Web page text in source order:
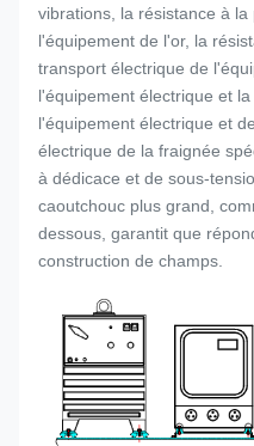
vibrations, la résistance à
l'équipement de l'or, la
transport électrique de
l'équipement électrique et
l'équipement électrique et
électrique de la fraignée
à dédicace et de sous-
caoutchouc plus grand,
dessous, garantit que
construction de champs.